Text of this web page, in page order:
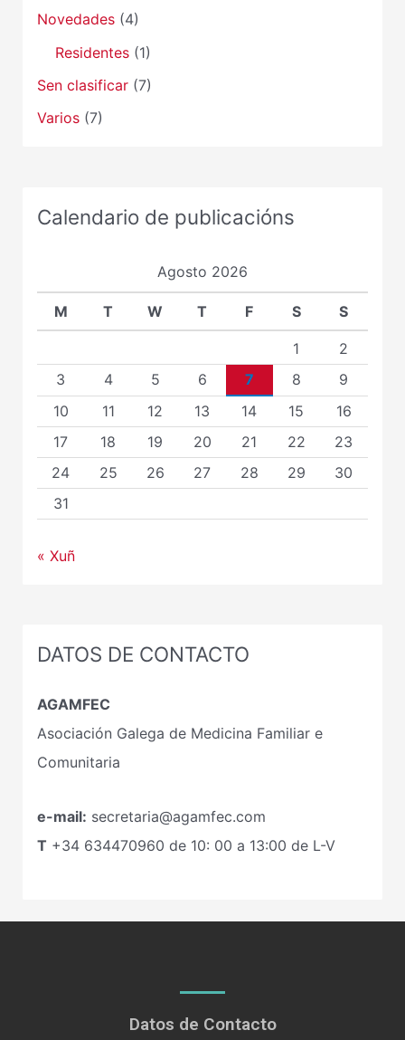
Novedades(4)
Residentes(1)
Sen clasificar(7)
Varios(7)
Calendario de publicacións
Agosto 2026
M T W T F S S
1
2
3
4 5 6 7 8
9
10
11 12 13 14 15
16
17
18 19 20 21 22
23
24
25 26 27 28 29
30
31
« Xuñ
DATOS DE CONTACTO
AGAMFEC
Asociación Galega de Medicina Familiar e
Comunitaria
e-mail: secretaria@agamfec.com
T +34 634470960 de 10: 00 a 13:00 de L-V
Datos de Contacto